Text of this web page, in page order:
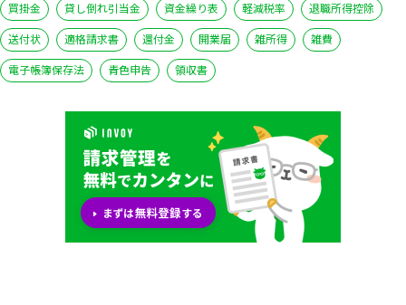
買掛金
貸し倒れ引当金 資金繰り表 軽減税率
退職所得控除
送付状
適格請求書 還付金 開業届 雑所得
雑費
電子帳簿保存法
青色申告 領収書